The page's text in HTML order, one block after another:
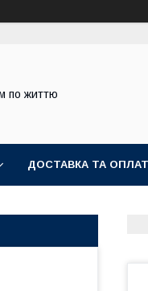
по життю
ДОСТАВКА ТА